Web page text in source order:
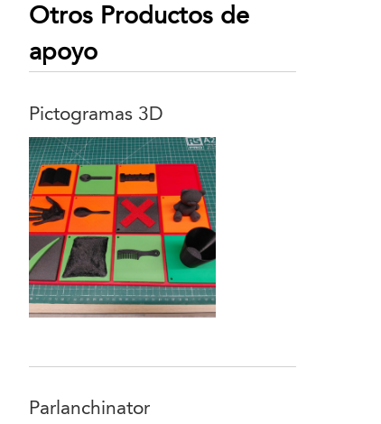
Otros Productos de
apoyo
Pictogramas 3D
Parlanchinator